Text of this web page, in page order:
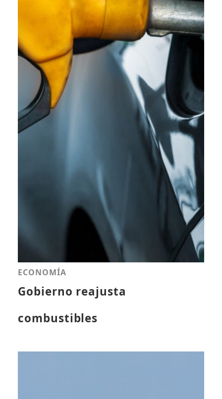
ECONOMÍA
Gobierno reajusta
combustibles